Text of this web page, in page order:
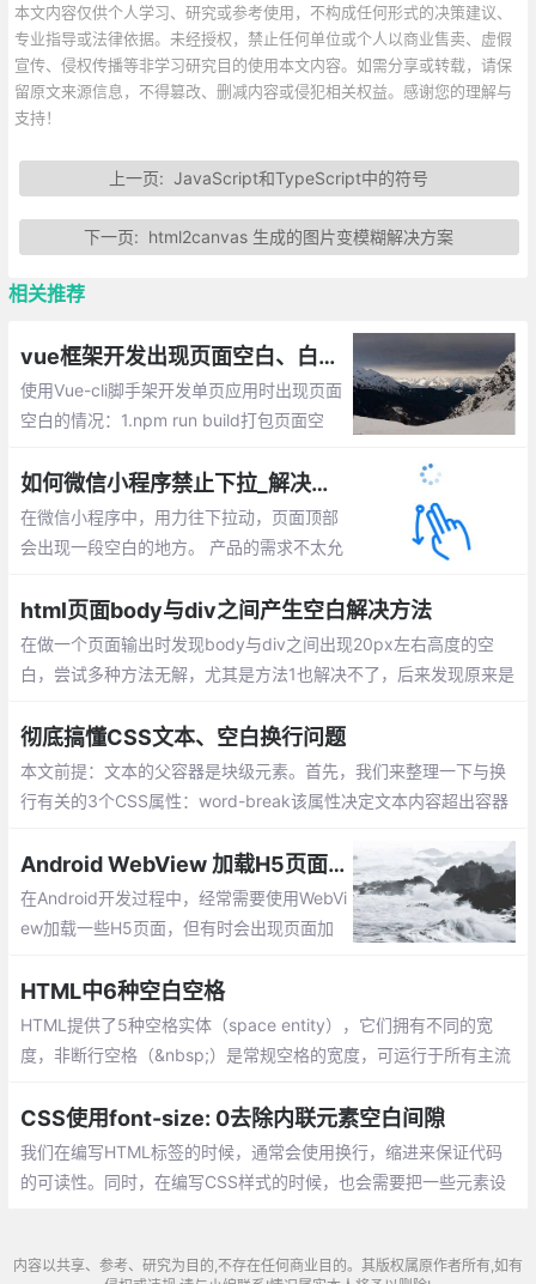
本文内容仅供个人学习、研究或参考使用，不构成任何形式的决策建议、
专业指导或法律依据。未经授权，禁止任何单位或个人以商业售卖、虚假
宣传、侵权传播等非学习研究目的使用本文内容。如需分享或转载，请保
留原文来源信息，不得篡改、删减内容或侵犯相关权益。感谢您的理解与
支持！
上一页:JavaScript和TypeScript中的符号
下一页: html2canvas 生成的图片变模糊解决方案
相关推荐
vue框架开发出现页面空白、白屏的解决方法总汇
使用Vue-cli脚手架开发单页应用时出现页面
空白的情况：1.npm run build打包页面空
vue2+部分手机访问出现页面空白，4.升级v
ue2+IP访问页面空白，5.Vue在IE下显示空
白问题，6.Vue只在iOS 10出现白屏问题
如何微信小程序禁止下拉_解决小程序下拉出现空白的情况
在微信小程序中，用力往下拉动，页面顶部
会出现一段空白的地方。 产品的需求不太允
可以使用enablePullDownRefresh这属性来
实现，但是在部分ios端仍然可以下拉出现空
白。那么该如何解决呢？
html页面body与div之间产生空白解决方法
在做一个页面输出时发现body与div之间出现20px左右高度的空
白，尝试多种方法无解，尤其是方法1也解决不了，后来发现原来是
件格式保存为utf-8编码格式，即问题完美解决
彻底搞懂CSS文本、空白换行问题
本文前提：文本的父容器是块级元素。首先，我们来整理一下与换
行有关的3个CSS属性：word-break该属性决定文本内容超出容器
该属性决定浏览器是否应该在一个无法正常断开的单词内部插入换
行符。
Android WebView 加载H5页面空白问题
在Android开发过程中，经常需要使用WebVi
ew加载一些H5页面，但有时会出现页面加
加载空白的问题：
HTML中6种空白空格
HTML提供了5种空格实体（space entity），它们拥有不同的宽
度，非断行空格（&nbsp;）是常规空格的宽度，可运行于所有主流
在不同浏览器中宽度各异。
CSS使用font-size: 0去除内联元素空白间隙
我们在编写HTML标签的时候，通常会使用换行，缩进来保证代码
的可读性。同时，在编写CSS样式的时候，也会需要把一些元素设
内容以共享、参考、研究为目的,不存在任何商业目的。其版权属原作者所有,如有